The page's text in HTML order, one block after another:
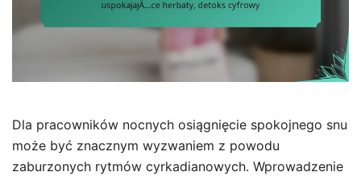
Dla pracowników nocnych osiągnięcie spokojnego snu
może być znacznym wyzwaniem z powodu
zaburzonych rytmów cyrkadianowych. Wprowadzenie